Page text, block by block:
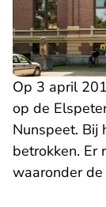
Op 3 april
op de
Nunspeet. Bij
betrokken. Er
waaronder de